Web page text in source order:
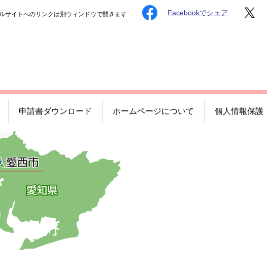
サイトへのリンクは別ウィンドウで開きます Facebookでシェア
申請書ダウンロード ホームページについて 個人情報保護